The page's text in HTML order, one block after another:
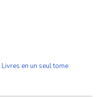
Livres en un seul tome